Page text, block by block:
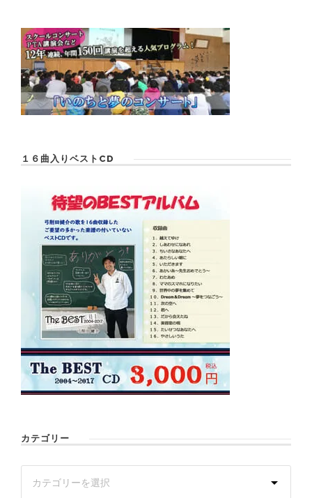
１６曲入りベストCD
カテゴリー